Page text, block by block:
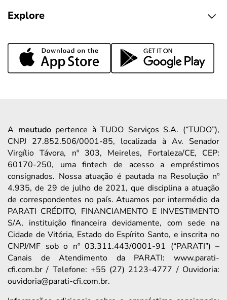
Explore
A meutudopertence à TUDO Serviços S.A. (“TUDO”),
CNPJ 27.852.506/0001-85, localizada à Av. Senador
Virgílio Távora, nº 303, Meireles, Fortaleza/CE, CEP:
60170-250, uma fintech de acesso a empréstimos
consignados. Nossa atuação é pautada na Resolução nº
4.935, de 29 de julho de 2021, que disciplina a atuação
de correspondentes no país. Atuamos por intermédio da
PARATI CRÉDITO, FINANCIAMENTO E INVESTIMENTO
S/A, instituição financeira devidamente, com sede na
Cidade de Vitória, Estado do Espírito Santo, e inscrita no
CNPJ/MF sob o nº 03.311.443/0001-91 (“PARATI”) –
Canais de Atendimento da PARATI: www.parati-
cfi.com.br / Telefone: +55 (27) 2123-4777 / Ouvidoria:
ouvidoria@parati-cfi.com.br.